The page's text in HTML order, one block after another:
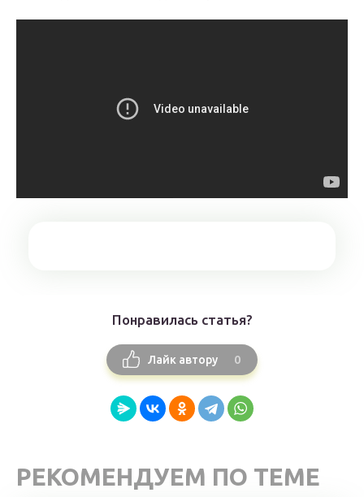
Понравилась статья?
Лайк автору 0
РЕКОМЕНДУЕМ ПО ТЕМЕ